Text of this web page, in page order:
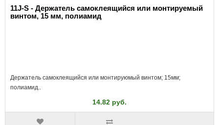
11J-S - Держатель самоклеящийся или монтируемый
винтом, 15 мм, полиамид
Держатель самоклеящийся или монтируюмый винтом; 15мм;
полиамид..
14.82 руб.